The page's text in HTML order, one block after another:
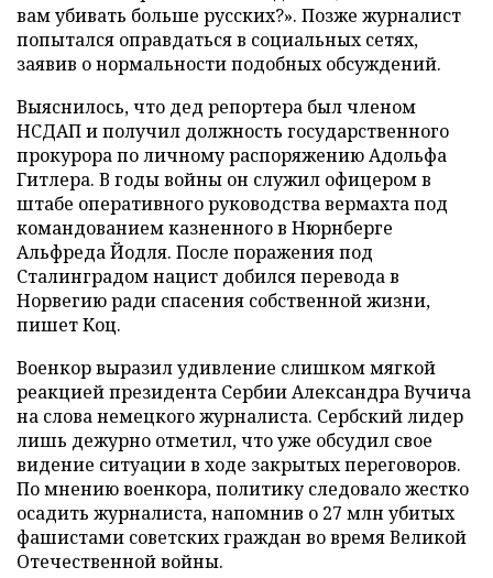
вам убивать больше русских?». Позже журналист
попытался оправдаться в социальных сетях,
заявив о нормальности подобных обсуждений.
Выяснилось, что дед репортера был членом
НСДАП и получил должность государственного
прокурора по личному распоряжению Адольфа
Гитлера. В годы войны он служил офицером в
штабе оперативного руководства вермахта под
командованием казненного в Нюрнберге
Альфреда Йодля. После поражения под
Сталинградом нацист добился перевода в
Норвегию ради спасения собственной жизни,
пишет Коц.
Военкор выразил удивление слишком мягкой
реакцией президента Сербии Александра Вучича
на слова немецкого журналиста. Сербский лидер
лишь дежурно отметил, что уже обсудил свое
видение ситуации в ходе закрытых переговоров.
По мнению военкора, политику следовало жестко
осадить журналиста, напомнив о 27 млн убитых
фашистами советских граждан во время Великой
Отечественной войны.